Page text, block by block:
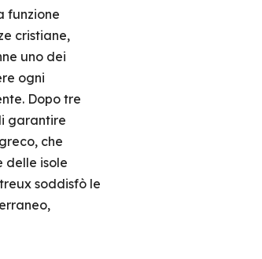
funzione
cristiane,
uno dei
ogni
Dopo tre
garantire
che
delle isole
soddisfò le